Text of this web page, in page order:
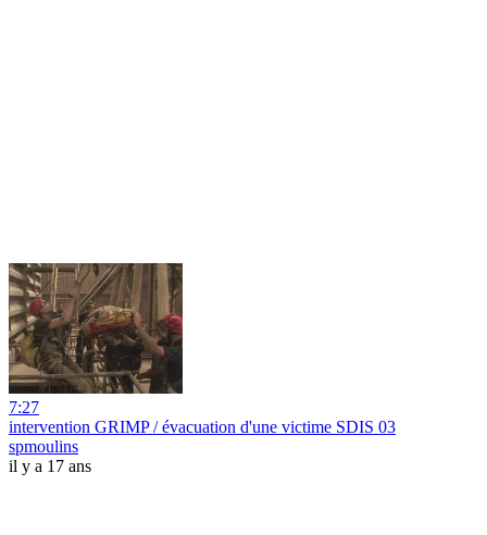
7:27
intervention GRIMP / évacuation d'une victime SDIS 03
spmoulins
il y a 17 ans